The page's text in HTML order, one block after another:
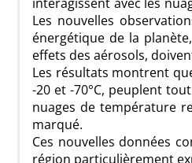
Les nouvelles
énergétique de la
effets des aérosols,
Les résultats montrent
-20 et -70°C, peuplent
nuages de température
marqué.
Ces nouvelles données
région particulièrement